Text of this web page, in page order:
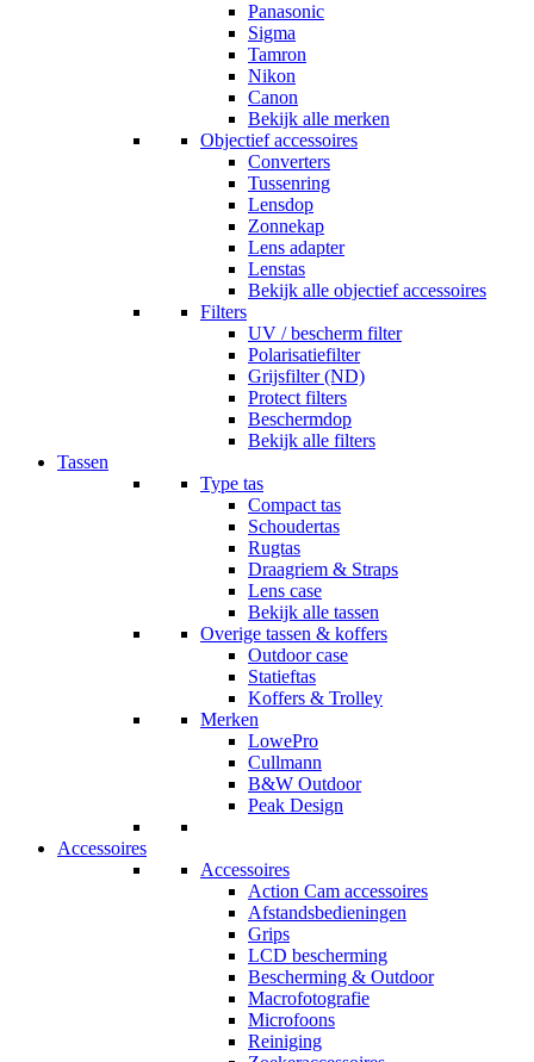
Panasonic
Sigma
Tamron
Nikon
Canon
Bekijk alle merken
Objectief accessoires
Converters
Tussenring
Lensdop
Zonnekap
Lens adapter
Lenstas
Bekijk alle objectief accessoires
Filters
UV / bescherm filter
Polarisatiefilter
Grijsfilter (ND)
Protect filters
Beschermdop
Bekijk alle filters
Tassen
Type tas
Compact tas
Schoudertas
Rugtas
Draagriem & Straps
Lens case
Bekijk alle tassen
Overige tassen & koffers
Outdoor case
Statieftas
Koffers & Trolley
Merken
LowePro
Cullmann
B&W Outdoor
Peak Design
Accessoires
Accessoires
Action Cam accessoires
Afstandsbedieningen
Grips
LCD bescherming
Bescherming & Outdoor
Macrofotografie
Microfoons
Reiniging